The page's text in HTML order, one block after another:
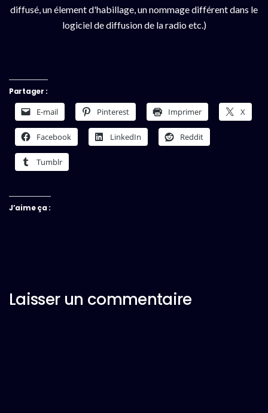
diffusé, un élement d'habillage, un nommage différent dans le
logiciel de diffusion de la radio etc.)
Partager :
E-mail Pinterest Imprimer X
Facebook LinkedIn Reddit
Tumblr
J’aime ça :
Laisser un commentaire